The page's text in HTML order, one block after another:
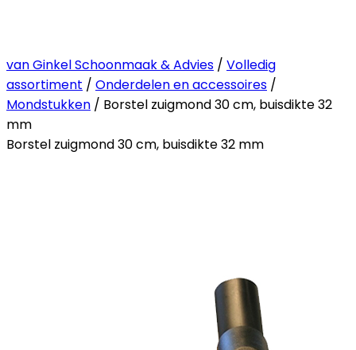
van Ginkel Schoonmaak & Advies / Volledig
assortiment / Onderdelen en accessoires /
Mondstukken / Borstel zuigmond 30 cm, buisdikte 32
mm
Borstel zuigmond 30 cm, buisdikte 32 mm